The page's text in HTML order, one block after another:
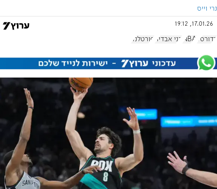
נרי וייס
17.01.26, 19:12
כדורסל NBA דני אבדיה פורטלנד